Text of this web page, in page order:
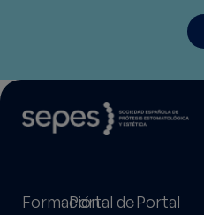
FormaciónPortal dePortal